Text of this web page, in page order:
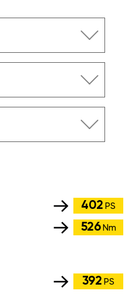
402 PS
526 Nm
392 PS